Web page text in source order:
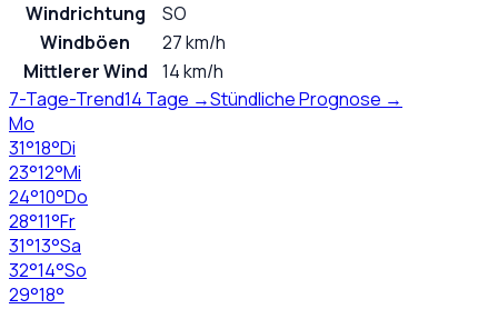
Windrichtung
SO
Windböen
27 km/h
Mittlerer Wind
14 km/h
7-Tage-Trend14 Tage →Stündliche Prognose →
Mo
31°18°Di
23°12°Mi
24°10°Do
28°11°Fr
31°13°Sa
32°14°So
29°18°